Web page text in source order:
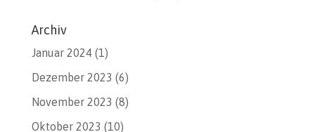
Archiv
Januar 2024(1)
Dezember 2023 (6)
November 2023 (8)
Oktober 2023 (10)